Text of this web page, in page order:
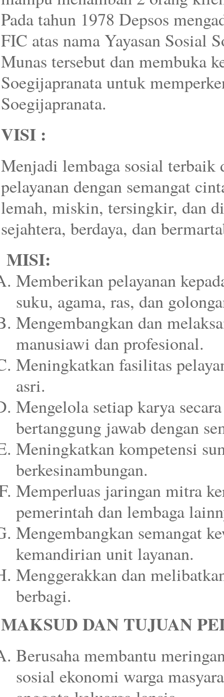
Pada tahun 1978 Depsos
FIC atas nama Yayasan Sosial
Munas tersebut dan membuka
Soegijapranata untuk
Soegijapranata.
VISI :
Menjadi lembaga sosial terbaik
pelayanan dengan semangat
lemah, miskin, tersingkir, dan
sejahtera, berdaya, dan
MISI:
Memberikan pelayanan
suku, agama, ras, dan
Mengembangkan dan
manusiawi dan profesional.
Meningkatkan fasilitas
asri.
Mengelola setiap karya
bertanggung jawab dengan
Meningkatkan kompetensi
berkesinambungan.
Memperluas jaringan mitra
pemerintah dan lembaga
Mengembangkan semangat
kemandirian unit layanan.
Menggerakkan dan
berbagi.
MAKSUD DAN TUJUAN
Berusaha membantu
sosial ekonomi warga